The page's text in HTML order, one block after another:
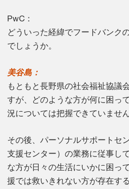
PwC：
どういった経緯でフードバンク
でしょうか。
美谷島：
もともと長野県の社会福祉協議
すが、どのような方が何に困っ
況については把握できていません
その後、パーソナルサポートセ
支援センター）の業務に従事し
な方が日々の生活にいかに困っ
援では救いきれない方が存在す